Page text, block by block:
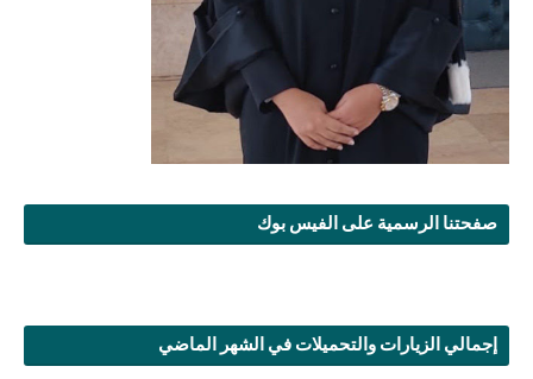
صفحتنا الرسمية على الفيس بوك
إجمالي الزيارات والتحميلات في الشهر الماضي